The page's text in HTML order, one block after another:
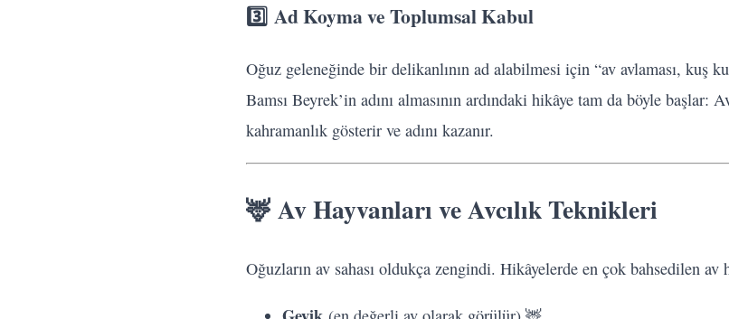
3️⃣ Ad Koyma ve Toplumsal Kabul
Oğuz geleneğinde bir delikanlının ad alabilmesi için “av avlaması, kuş
Bamsı Beyrek’in adını almasının ardındaki hikâye tam da böyle başlar:
kahramanlık gösterir ve adını kazanır.
🦌 Av Hayvanları ve Avcılık Teknikleri
Oğuzların av sahası oldukça zengindi. Hikâyelerde en çok bahsedilen av